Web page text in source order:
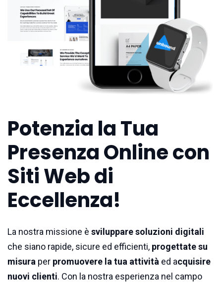
Potenzia la Tua
Presenza Online con
Siti Web di
Eccellenza!
La nostra missione è sviluppare soluzioni digitali
che siano rapide, sicure ed efficienti, progettate su
misura per promuovere la tua attività ed acquisire
nuovi clienti. Con la nostra esperienza nel campo